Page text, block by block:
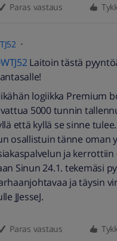
Paras vastaus
Laitoin tästä
logiikka Premium
5000 tunnin
että kyllä se sinne
osallistuin tänne oman
ja
Sinun 24.1. tekemäsi
ja täysin
JJesseJ.
Paras vastaus